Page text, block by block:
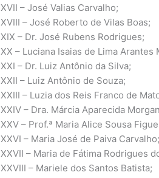
XVII – José Valias Carvalho;
XVIII – José Roberto de Vilas Boas;
XIX – Dr. José Rubens Rodrigues;
XX – Luciana Isaias de Lima Arantes
XXI – Dr. Luiz Antônio da Silva;
XXII – Luiz Antônio de Souza;
XXIII – Luzia dos Reis Franco de
XXIV – Dra. Márcia Aparecida
XXV – Prof.ª Maria Alice Sousa
XXVI – Maria José de Paiva Carvalho;
XXVII – Maria de Fátima Rodrigues
XXVIII – Mariele dos Santos Batista;